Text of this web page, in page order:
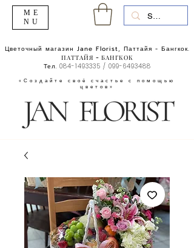
«Создайте своё счастье с помощью
цветов»
Цветочный магазин Jane Florist, Паттайя - Бангкок.
ПАТТАЙЯ - БАНГКОК
Тел. 084-1493335 / 099-6493488
ME
NU